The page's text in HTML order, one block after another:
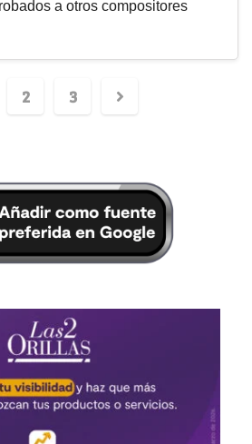
a otros compositores
2 3